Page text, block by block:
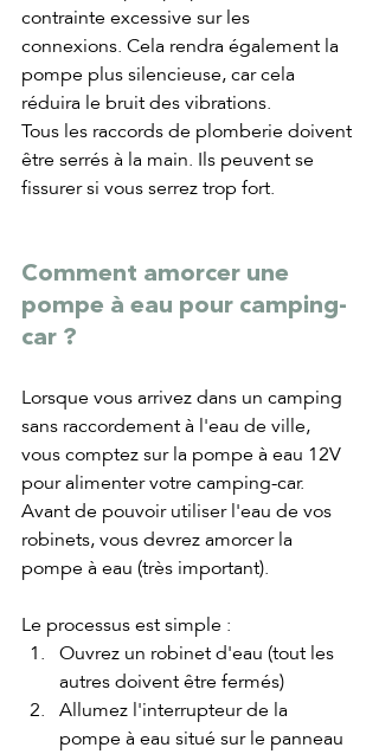
contrainte excessive sur les
connexions. Cela rendra également la
pompe plus silencieuse, car cela
réduira le bruit des vibrations.
Tous les raccords de plomberie doivent
être serrés à la main. Ils peuvent se
fissurer si vous serrez trop fort.
Comment amorcer une
pompe à eau pour camping-
car ?
Lorsque vous arrivez dans un camping
sans raccordement à l'eau de ville,
vous comptez sur la pompe à eau 12V
pour alimenter votre camping-car.
Avant de pouvoir utiliser l'eau de vos
robinets, vous devrez amorcer la
pompe à eau (très important).
Le processus est simple :
Ouvrez un robinet d'eau (tout les
autres doivent être fermés)
Allumez l'interrupteur de la
pompe à eau situé sur le panneau